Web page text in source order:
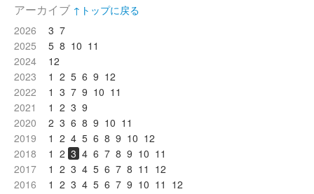
アーカイブ ↑トップに戻る
2026
3 7
2025
5 8 10 11
2024
12
2023
1 2 5 6 9 12
2022
1 3 7 9 10 11
2021
1 2 3 9
2020
2 3 6 8 9 10 11
2019
1 2 4 5 6 8 9 10 12
2018
1 2 3 4 6 7 8 9 10 11
2017
1 2 3 4 5 6 7 8 11 12
2016
1 2 3 4 5 6 7 9 10 11 12